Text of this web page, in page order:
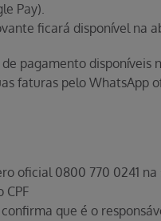
Pay).
ficará disponível na
pagamento disponíveis
faturas pelo WhatsApp
oficial 0800 770 0241
CPF
que é o